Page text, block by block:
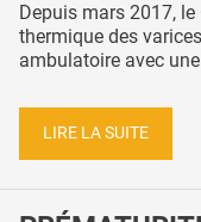
Depuis mars 2017, le
thermique des
ambulatoire avec
LIRE LA SUITE